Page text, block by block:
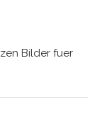
Bilder fuer